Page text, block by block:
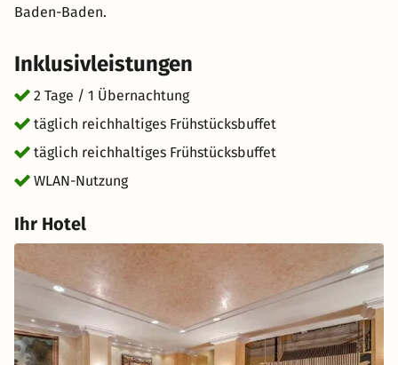
Baden-Baden.
Inklusivleistungen
2 Tage / 1 Übernachtung
täglich reichhaltiges Frühstücksbuffet
täglich reichhaltiges Frühstücksbuffet
WLAN-Nutzung
Ihr Hotel